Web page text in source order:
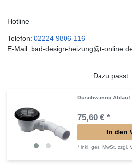
Hotline
Telefon: 02224 9806-116
E-Mail: bad-design-heizung@t-
Dazu passt
Duschwanne Ablauf
75,60 € *
In den
*inkl. ges. MwSt. zzgl.